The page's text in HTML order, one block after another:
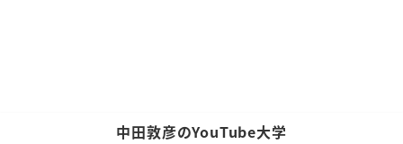
中田敦彦のYouTube大学